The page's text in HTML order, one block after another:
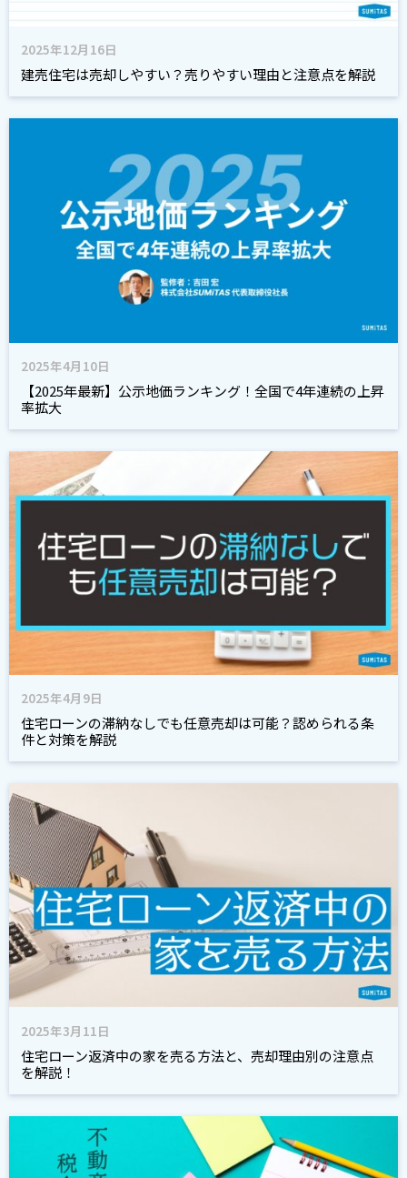
2025年12月16日
建売住宅は売却しやすい？売りやすい理由と注意点を解説
2025年4月10日
【2025年最新】公示地価ランキング！全国で4年連続の上昇
率拡大
2025年4月9日
住宅ローンの滞納なしでも任意売却は可能？認められる条
件と対策を解説
2025年3月11日
住宅ローン返済中の家を売る方法と、売却理由別の注意点
を解説！